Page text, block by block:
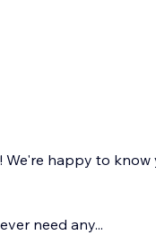
happy to
need any...